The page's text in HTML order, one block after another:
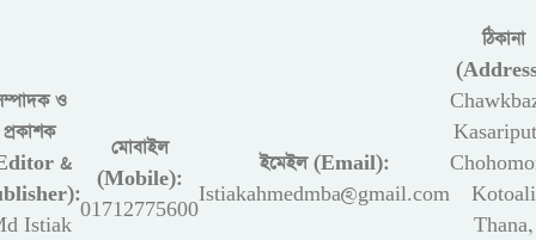
ও
প্রকাশক
&
Istiak
মোবাইল
(Mobile):
01712775600
ইমেইল (Email):
Istiakahmedmba@gmail.com
ঠিকানা
Kotoali
Thana,